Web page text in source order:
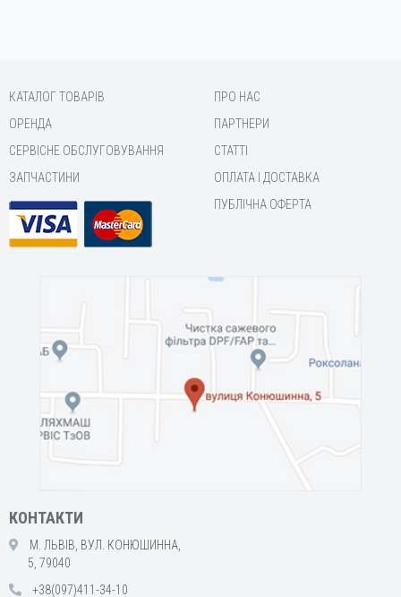
КАТАЛОГ ТОВАРІВ
ОРЕНДА
СЕРВІСНЕ ОБСЛУГОВУВАННЯ
ЗАПЧАСТИНИ
ПРО НАС
ПАРТНЕРИ
СТАТТІ
ОПЛАТА І ДОСТАВКА
ПУБЛІЧНА ОФЕРТА
КОНТАКТИ
М. ЛЬВІВ, ВУЛ. КОНЮШИННА,
5, 79040
+38(097)411-34-10